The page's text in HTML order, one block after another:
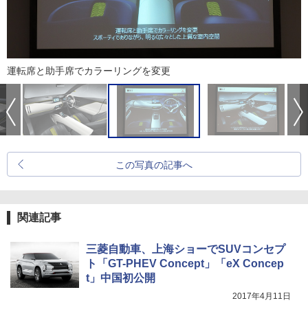
運転席と助手席でカラーリングを変更
この写真の記事へ
関連記事
三菱自動車、上海ショーでSUVコンセプ
ト「GT-PHEV Concept」「eX Concep
t」中国初公開
2017年4月11日